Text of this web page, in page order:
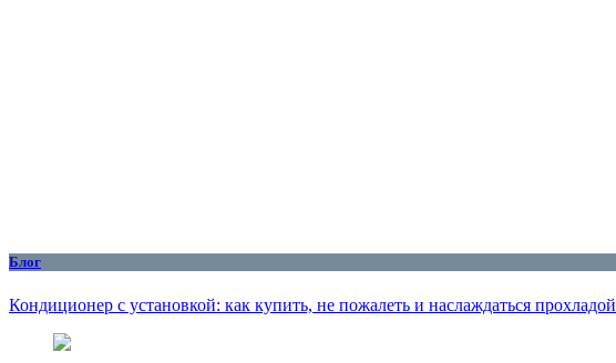
Блог
Кондиционер с установкой: как купить, не пожалеть и наслаждаться прохладой